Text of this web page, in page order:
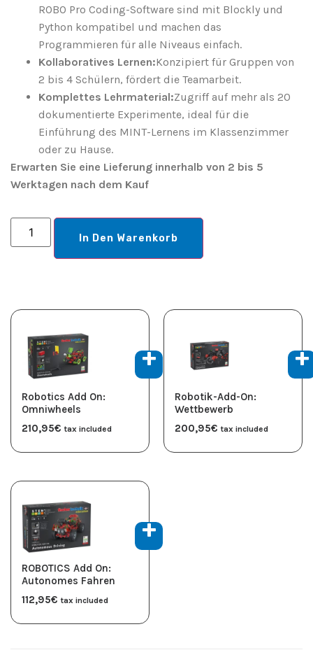
ROBO Pro Coding-Software sind mit Blockly und
Python kompatibel und machen das
Programmieren für alle Niveaus einfach.
Kollaboratives Lernen:Konzipiert für Gruppen von
2 bis 4 Schülern, fördert die Teamarbeit.
Komplettes Lehrmaterial:Zugriff auf mehr als 20
dokumentierte Experimente, ideal für die
Einführung des MINT-Lernens im Klassenzimmer
oder zu Hause.
Erwarten Sie eine Lieferung innerhalb von 2 bis 5
Werktagen nach dem Kauf
In Den Warenkorb
Robotics Add On:
Omniwheels
210,95€ tax included
Robotik-Add-On:
Wettbewerb
200,95€ tax included
ROBOTICS Add On:
Autonomes Fahren
112,95€ tax included